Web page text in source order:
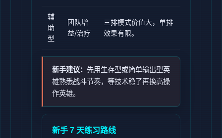
辅
助
型
团队增
益/治疗
三排模式价值大，单排
效果有限。
新手建议： 先用生存型或简单输出型英
雄熟悉战斗节奏，等技术稳了再换高操
作英雄。
新手 7 天练习路线